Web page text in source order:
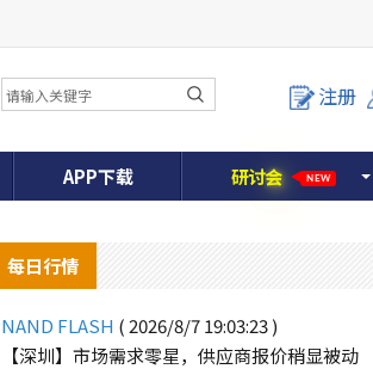
注册
APP下载 研讨会 NEW
每日行情
NAND FLASH ( 2026/8/7 19:03:23 )
【深圳】市场需求零星，供应商报价稍显被动